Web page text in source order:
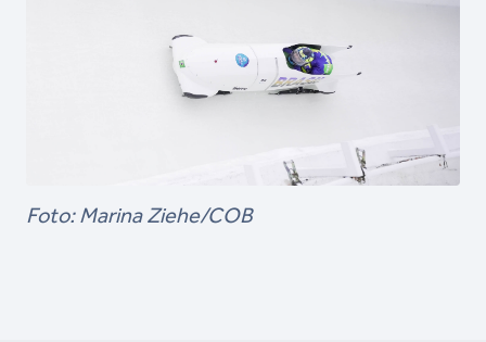
Foto: Marina Ziehe/COB